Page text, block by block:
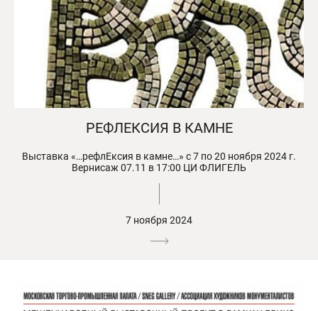
РЕФЛЕКСИЯ В КАМНЕ
Выставка «…рефлЕксия в камне…» с 7 по 20 ноября 2024 г.
Вернисаж 07.11 в 17:00 ЦИ ФЛИГЕЛЬ
7 ноября 2024